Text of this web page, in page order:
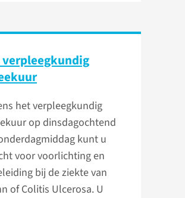
verpleegkundig
het verpleegkundig
op dinsdagochtend
kunt u
voor voorlichting en
bij de ziekte van
of Colitis Ulcerosa. U